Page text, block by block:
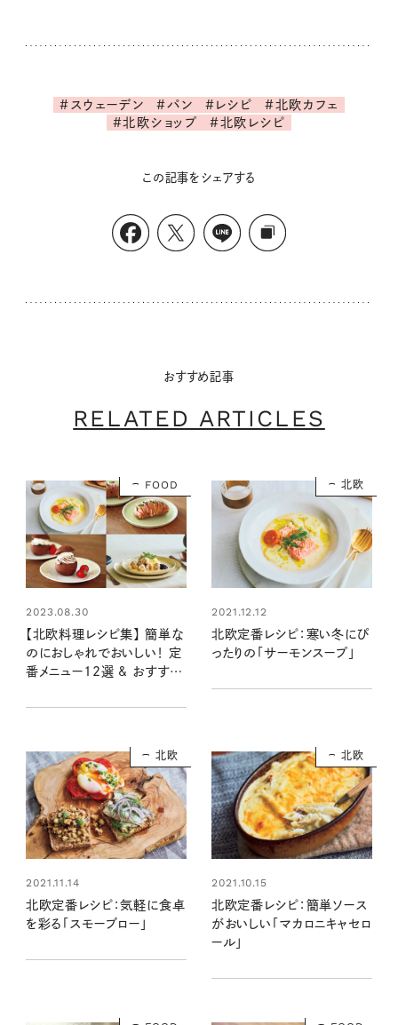
#スウェーデン #パン #レシピ
#北欧カフェ
#北欧ショップ
#北欧レシピ
この記事をシェアする
おすすめ記事
RELATED ARTICLES
FOOD
2023.08.30
【北欧料理レシピ集】 簡単な
のにおしゃれでおいしい！ 定
番メニュー12選 & おすすめ
北欧
2021.12.12
北欧定番レシピ：寒い冬にぴ
ったりの「サーモンスープ」
北欧
2021.11.14
北欧定番レシピ：気軽に食卓
を彩る「スモーブロー」
北欧
2021.10.15
北欧定番レシピ：簡単ソース
がおいしい「マカロニキャセロ
ール」